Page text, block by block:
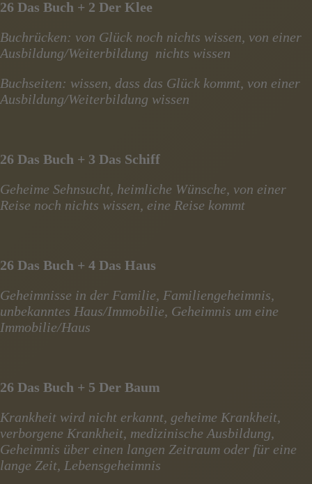
26 Das Buch + 2 Der Klee
Buchrücken: von Glück noch nichts wissen, von einer
Ausbildung/Weiterbildung nichts wissen
Buchseiten: wissen, dass das Glück kommt, von einer
Ausbildung/Weiterbildung wissen
26 Das Buch + 3 Das Schiff
Geheime Sehnsucht, heimliche Wünsche, von einer
Reise noch nichts wissen, eine Reise kommt
26 Das Buch + 4 Das Haus
Geheimnisse in der Familie, Familiengeheimnis,
unbekanntes Haus/Immobilie, Geheimnis um eine
Immobilie/Haus
26 Das Buch + 5 Der Baum
Krankheit wird nicht erkannt, geheime Krankheit,
verborgene Krankheit, medizinische Ausbildung,
Geheimnis über einen langen Zeitraum oder für eine
lange Zeit, Lebensgeheimnis